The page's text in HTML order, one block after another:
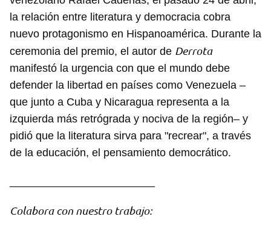
la relación entre literatura y democracia cobra
nuevo protagonismo en Hispanoamérica. Durante la
ceremonia del premio, el autor de Derrota
manifestó la urgencia con que el mundo debe
defender la libertad en países como Venezuela –
que junto a Cuba y Nicaragua representa a la
izquierda más retrógrada y nociva de la región– y
pidió que la literatura sirva para "recrear", a través
de la educación, el pensamiento democrático.
Colabora con nuestro trabajo: